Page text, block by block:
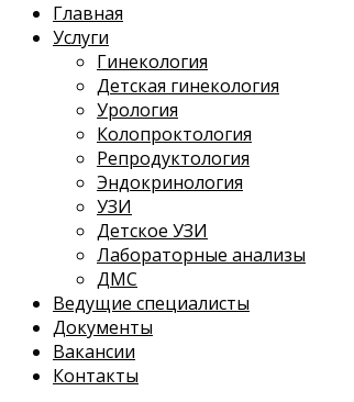
Главная
Услуги
Гинекология
Детская гинекология
Урология
Колопроктология
Репродуктология
Эндокринология
УЗИ
Детское УЗИ
Лабораторные анализы
ДМС
Ведущие специалисты
Документы
Вакансии
Контакты